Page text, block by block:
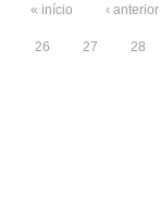
« início ‹ anterior
26 27 28